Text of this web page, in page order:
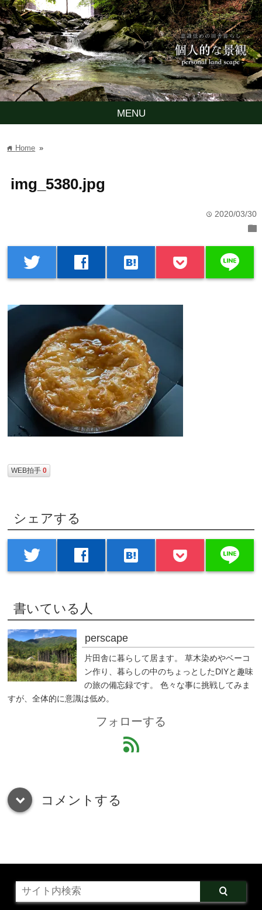
MENU
home Home »
img_5380.jpg
time 2020/03/30
folder
twitter facebook hatenabookmark line
WEB拍手0
シェアする
twitter facebook hatenabookmark line
書いている人
perscape
片田舎に暮らして居ます。 草木染めやベーコ
ン作り、暮らしの中のちょっとしたDIYと趣味
の旅の備忘録です。 色々な事に挑戦してみま
すが、全体的に意識は低め。
フォローする
feed
down コメントする